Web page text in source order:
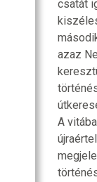
csatát
azaz
A